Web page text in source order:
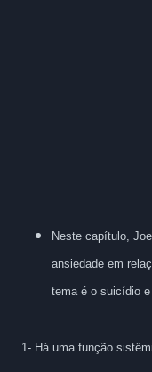
Neste capítulo,
ansiedade em
tema é o suicídio
1- Há uma função